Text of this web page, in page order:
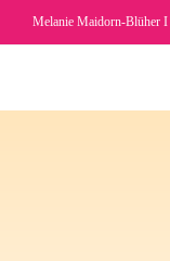
Melanie Maidorn-Blüher I